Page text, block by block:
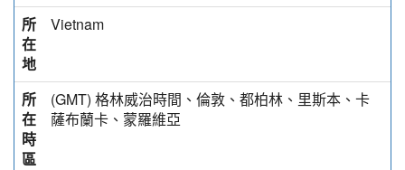
所
在
地
Vietnam
所
在
時
區
(GMT) 格林威治時間、倫敦、都柏林、里斯本、卡
薩布蘭卡、蒙羅維亞